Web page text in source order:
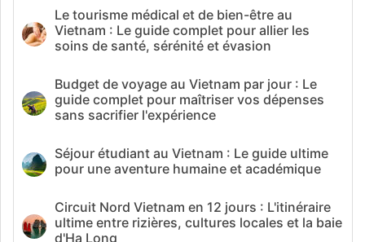
Le tourisme médical et de bien-être au
Vietnam : Le guide complet pour allier les
soins de santé, sérénité et évasion
Budget de voyage au Vietnam par jour : Le
guide complet pour maîtriser vos dépenses
sans sacrifier l'expérience
Séjour étudiant au Vietnam : Le guide ultime
pour une aventure humaine et académique
Circuit Nord Vietnam en 12 jours : L'itinéraire
ultime entre rizières, cultures locales et la baie
d'Ha Long